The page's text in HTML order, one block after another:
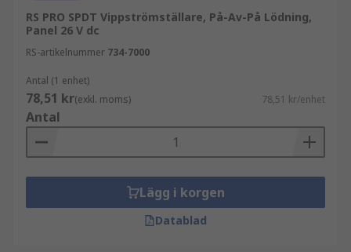
RS PRO SPDT Vippströmställare, På-Av-På Lödning,
Panel 26 V dc
RS-artikelnummer 734-7000
Antal (1 enhet)
78,51 kr(exkl. moms) 78,51 kr/enhet
Antal
Lägg i korgen
Datablad